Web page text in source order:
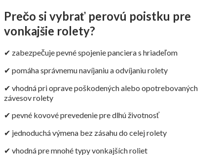
Prečo si vybrať perovú poistku pre
vonkajšie rolety?
✔ zabezpečuje pevné spojenie panciera s hriadeľom
✔ pomáha správnemu navíjaniu a odvíjaniu rolety
✔ vhodná pri oprave poškodených alebo opotrebovaných
závesov rolety
✔ pevné kovové prevedenie pre dlhú životnosť
✔ jednoduchá výmena bez zásahu do celej rolety
✔ vhodná pre mnohé typy vonkajších roliet